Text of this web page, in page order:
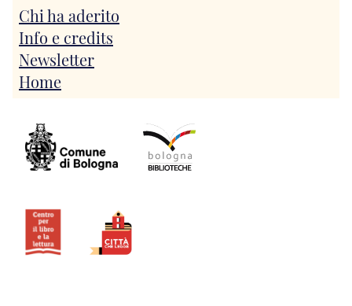
Chi ha aderito
Info e credits
Newsletter
Home